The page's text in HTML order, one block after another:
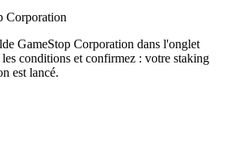
Corporation
GameStop Corporation dans l'onglet
conditions et confirmez : votre staking
est lancé.